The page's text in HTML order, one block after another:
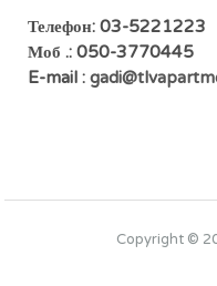
Телефон: 03-5221223
Моб .: 050-3770445
E-mail :
Copyright ©